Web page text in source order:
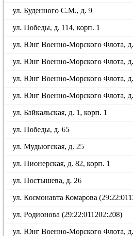
ул. Буденного С.М., д. 9
ул. Победы, д. 114, корп. 1
ул. Юнг Военно-Морского Флота, д.
ул. Юнг Военно-Морского Флота, д.
ул. Юнг Военно-Морского Флота,
ул. Юнг Военно-Морского Флота,
ул. Байкальская, д. 1, корп. 1
ул. Победы, д. 65
ул. Мудьюгская, д. 25
ул. Пионерская, д. 82, корп. 1
ул. Постышева, д. 26
ул. Космонавта Комарова
ул. Родионова (29:22:011202:208)
ул. Юнг Военно-Морского Флота,